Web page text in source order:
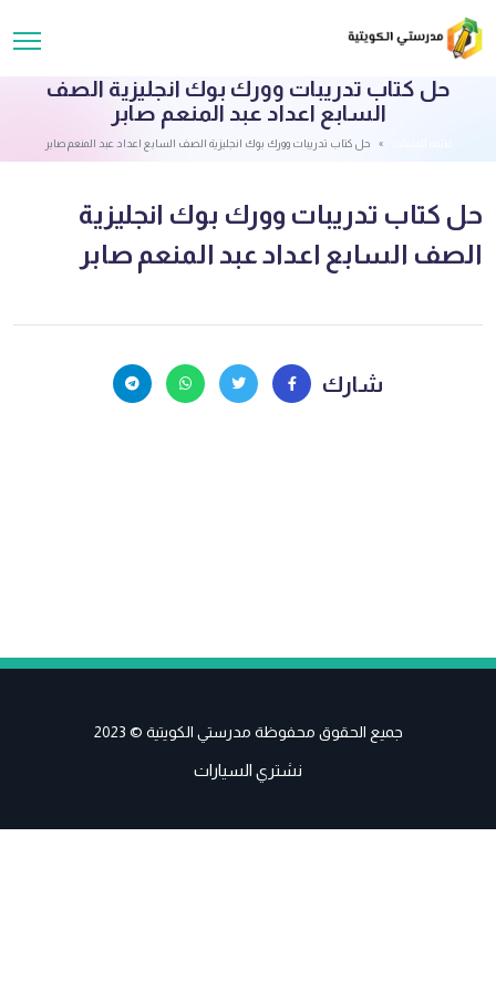
حل كتاب تدريبات وورك بوك انجليزية الصف
السابع اعداد عبد المنعم صابر
حل كتاب تدريبات وورك بوك انجليزية الصف السابع اعداد عبد المنعم صابر
حل كتاب تدريبات وورك بوك انجليزية
الصف السابع اعداد عبد المنعم صابر
شارك
جميع الحقوق محفوظة مدرستي الكويتية © 2023
نشتري السيارات